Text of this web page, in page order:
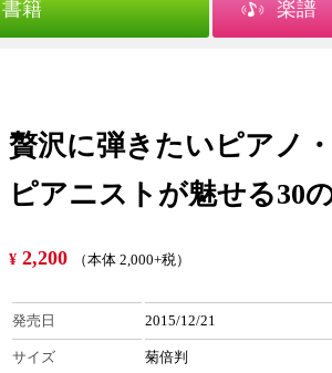
書籍 楽譜
贅沢に弾きたいピアノ
ピアニストが魅せる30
¥ 2,200 （本体 2,000+税）
発売日 2015/12/21
サイズ 菊倍判